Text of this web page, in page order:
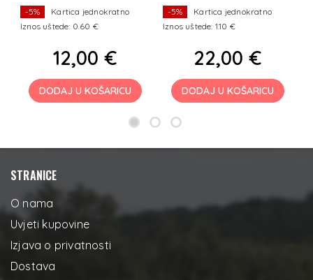
-5%
Kartica jednokratno
Iznos uštede: 0.60 €
12,00 €
DODAJ U KOŠARICU
-5%
Kartica jednokratno
Iznos uštede: 1.10 €
22,00 €
DODAJ U KOŠARICU
STRANICE
O nama
Uvjeti kupovine
Izjava o privatnosti
Dostava